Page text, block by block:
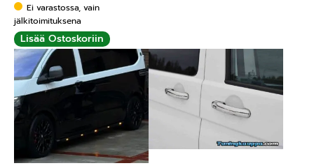
Ei varastossa, vain
jälkitoimituksena
Lisää Ostoskoriin